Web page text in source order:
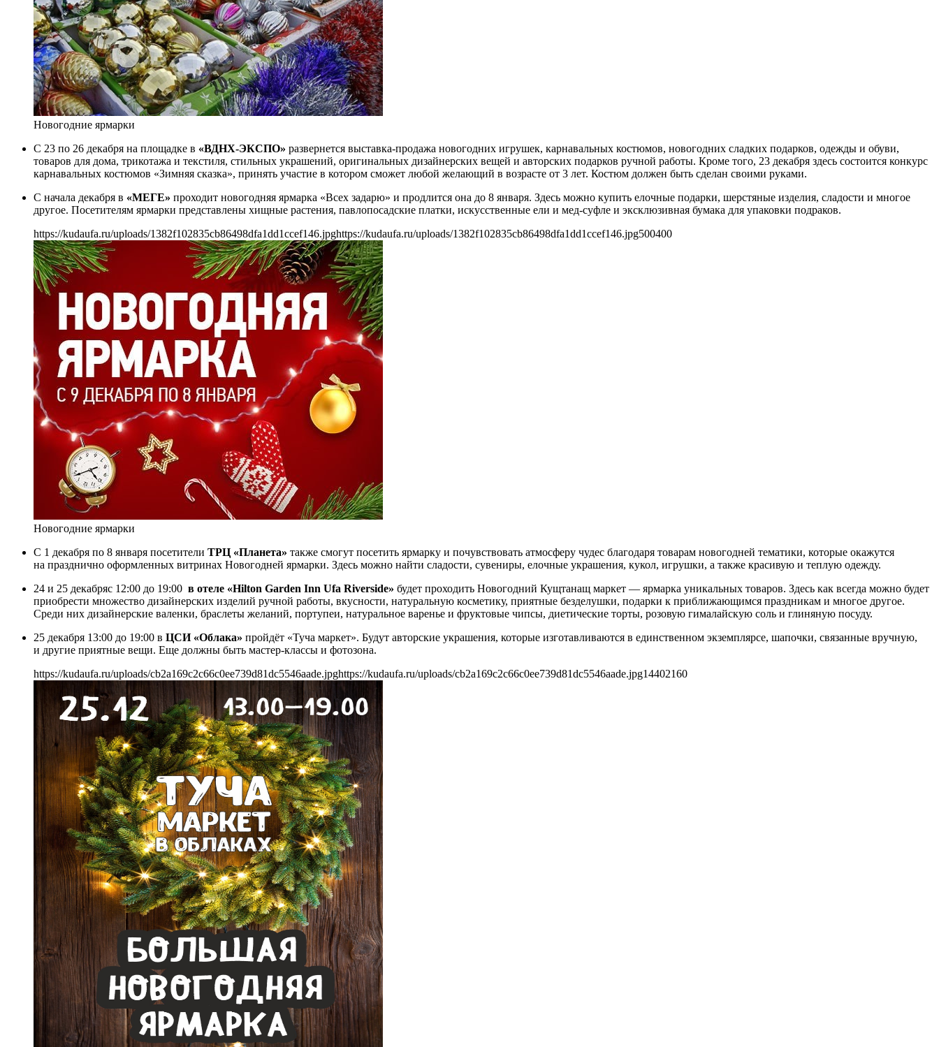
Новогодние ярмарки
С 23 по 26 декабря на площадке в «ВДНХ-ЭКСПО» развернется выставка-продажа новогодних игрушек, карнавальных костюмов, новогодних сладких подарков, одежды и обуви,
товаров для дома, трикотажа и текстиля, стильных украшений, оригинальных дизайнерских вещей и авторских подарков ручной работы. Кроме того, 23 декабря здесь состоится конкурс
карнавальных костюмов «Зимняя сказка», принять участие в котором сможет любой желающий в возрасте от 3 лет. Костюм должен быть сделан своими руками.
С начала декабря в «МЕГЕ» проходит новогодняя ярмарка «Всех задарю» и продлится она до 8 января. Здесь можно купить елочные подарки, шерстяные изделия, сладости и многое
другое. Посетителям ярмарки представлены хищные растения, павлопосадские платки, искусственные ели и мед-суфле и эксклюзивная бумака для упаковки подраков.
https://kudaufa.ru/uploads/1382f102835cb86498dfa1dd1ccef146.jpghttps://kudaufa.ru/uploads/1382f102835cb86498dfa1dd1ccef146.jpg500400
Новогодние ярмарки
C 1 декабря по 8 января посетители ТРЦ «Планета» также смогут посетить ярмарку и почувствовать атмосферу чудес благодаря товарам новогодней тематики, которые окажутся
на празднично оформленных витринах Новогодней ярмарки. Здесь можно найти сладости, сувениры, елочные украшения, кукол, игрушки, а также красивую и теплую одежду.
24 и 25 декабряс 12:00 до 19:00 в отеле «Hilton Garden Inn Ufa Riverside» будет проходить Новогодний Кущтанащ маркет — ярмарка уникальных товаров. Здесь как всегда можно будет
приобрести множество дизайнерских изделий ручной работы, вкусности, натуральную косметику, приятные безделушки, подарки к приближающимся праздникам и многое другое.
Среди них дизайнерские валенки, браслеты желаний, портупеи, натуральное варенье и фруктовые чипсы, диетические торты, розовую гималайскую соль и глиняную посуду.
25 декабря 13:00 до 19:00 в ЦСИ «Облака» пройдёт «Туча маркет». Будут авторские украшения, которые изготавливаются в единственном экземплярсе, шапочки, связанные вручную,
и другие приятные вещи. Еще должны быть мастер-классы и фотозона.
https://kudaufa.ru/uploads/cb2a169c2c66c0ee739d81dc5546aade.jpghttps://kudaufa.ru/uploads/cb2a169c2c66c0ee739d81dc5546aade.jpg14402160